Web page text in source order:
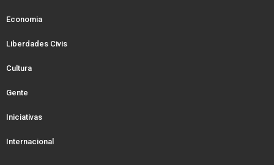
Economia
Liberdades Civis
Cultura
Gente
Iniciativas
Internacional